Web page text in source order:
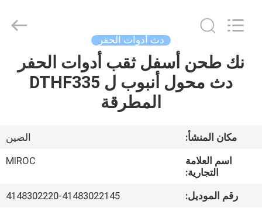
الصفحة
الرئيسية
معلومات
Reserved.
دث أدوات الحفر
نك طحن أسفل ثقب أدوات الحفر
دث محول أنبوب ل DTHF335
المطرقة
مكان المنشأ:
الصين
اسم العلامة
التجارية:
MIROC
رقم الموديل:
4148302220-41483022145